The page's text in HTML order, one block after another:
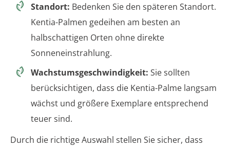
Standort: Bedenken Sie den späteren Standort.
Kentia-Palmen gedeihen am besten an
halbschattigen Orten ohne direkte
Sonneneinstrahlung.
Wachstumsgeschwindigkeit: Sie sollten
berücksichtigen, dass die Kentia-Palme langsam
wächst und größere Exemplare entsprechend
teuer sind.
Durch die richtige Auswahl stellen Sie sicher, dass